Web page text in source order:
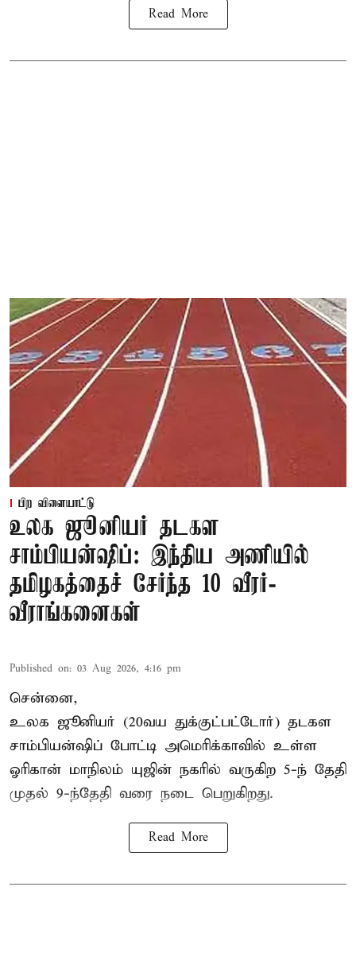
Read More
பிற விளையாட்டு
உலக ஜூனியர் தடகள
சாம்பியன்ஷிப்: இந்திய அணியில்
தமிழகத்தைச் சேர்ந்த 10 வீரர்-
வீராங்கனைகள்
Published on: 03 Aug 2026, 4:16 pm
சென்னை,
உலக ஜூனியர் (20வய துக்குட்பட்டோர்) தடகள
சாம்பியன்ஷிப் போட்டி அமெரிக்காவில் உள்ள
ஓரிகான் மாநிலம் யுஜின் நகரில் வருகிற 5-ந் தேதி
முதல் 9-ந்தேதி வரை நடை பெறுகிறது.
Read More